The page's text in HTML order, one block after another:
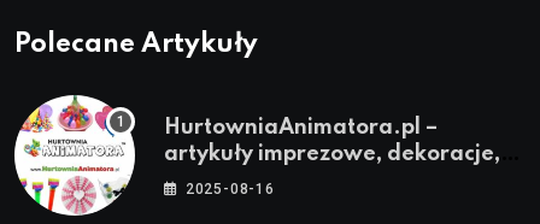
Polecane Artykuły
HurtowniaAnimatora.pl –
artykuły imprezowe, dekoracje,
stroje i akcesoria dla animatorów
2025-08-16